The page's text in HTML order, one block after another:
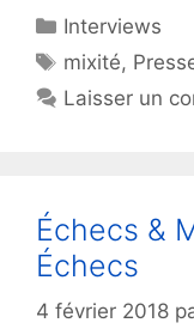
Catégories
Interviews
Étiquettes
mixité,
Laisser un
Échecs &
Échecs
4 février 2018